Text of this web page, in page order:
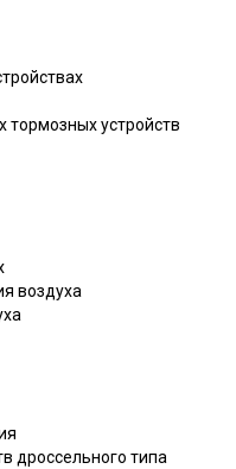
тормозных устройств
воздуха
дроссельного типа